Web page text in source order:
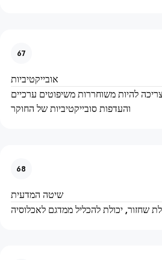
67
אובייקטיביות
להיות משוחררות משיפוטים ערכיים
והעדפות סובייקטיביות של החוקר
68
שיטה המדעית
שחזור, יכולת להכליל ממדגם לאכלוסיה